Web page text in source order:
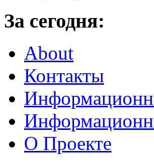
За сегодня:
About
Контакты
О Проекте